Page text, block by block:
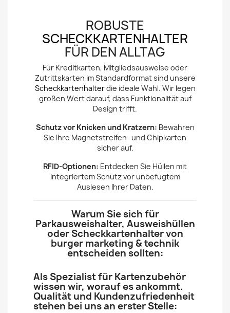
ROBUSTE
SCHECKKARTENHALTER
FÜR DEN ALLTAG
Für Kreditkarten, Mitgliedsausweise oder
Zutrittskarten im Standardformat sind unsere
Scheckkartenhalterdie ideale Wahl. Wir legen
großen Wert darauf, dass Funktionalität auf
Design trifft.
Schutz vor Knicken und Kratzern: Bewahren
Sie Ihre Magnetstreifen- und Chipkarten
sicher auf.
RFID-Optionen: Entdecken Sie Hüllen mit
integriertem Schutz vor unbefugtem
Auslesen Ihrer Daten.
Warum Sie sich für
Parkausweishalter, Ausweishüllen
oder Scheckkartenhalter von
burger marketing & technik
entscheiden sollten:
Als Spezialist für Kartenzubehör
wissen wir, worauf es ankommt.
Qualität und Kundenzufriedenheit
stehen bei uns an erster Stelle: